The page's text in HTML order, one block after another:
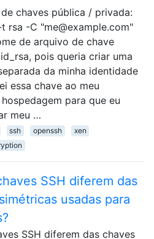
chaves pública / privada:
rsa -C "me@example.com"
de arquivo de chave
pois queria criar uma
da minha identidade
essa chave ao meu
para que eu
meu …
ssh openssh
xen
SSH diferem das
usadas para
SSH diferem das chaves